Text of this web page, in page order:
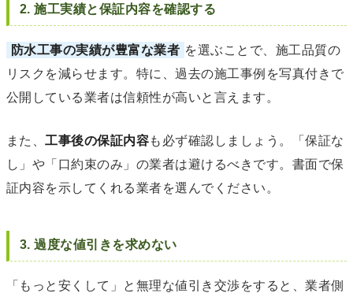
2. 施工実績と保証内容を確認する
防水工事の実績が豊富な業者 を選ぶことで、施工品質の
リスクを減らせます。特に、過去の施工事例を写真付きで
公開している業者は信頼性が高いと言えます。
また、工事後の保証内容も必ず確認しましょう。「保証な
し」や「口約束のみ」の業者は避けるべきです。書面で保
証内容を示してくれる業者を選んでください。
3. 過度な値引きを求めない
「もっと安くして」と無理な値引き交渉をすると、業者側